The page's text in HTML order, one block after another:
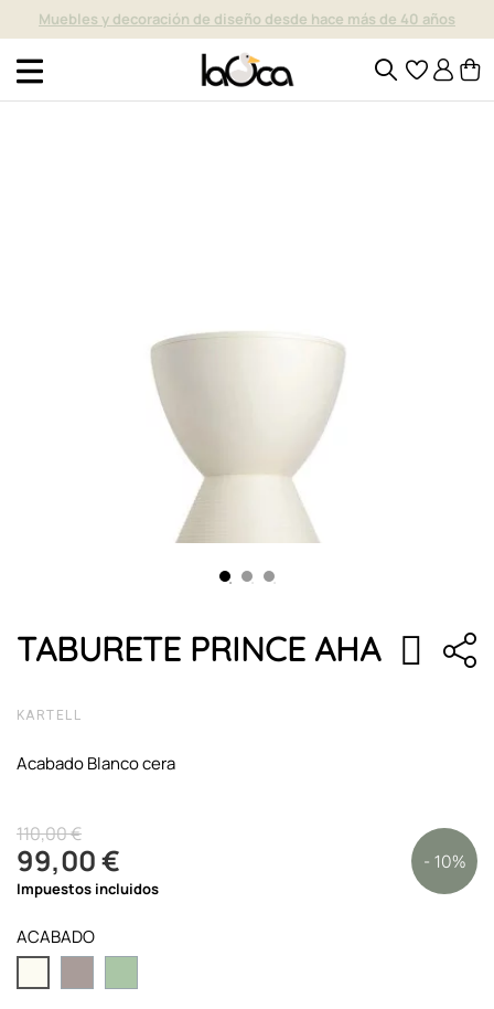
Muebles y decoración de diseño desde hace más de 40 años
TABURETE PRINCE AHA
KARTELL
Acabado Blanco cera
110,00 €
99,00 € - 10%
Impuestos incluidos
ACABADO